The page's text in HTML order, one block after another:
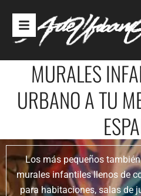
contenido
MURALES
URBANO A TU
Los más pequeños
murales infantiles llenos de
para habitaciones, salas de